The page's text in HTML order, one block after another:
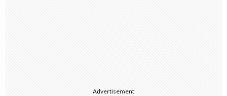
Advertisement